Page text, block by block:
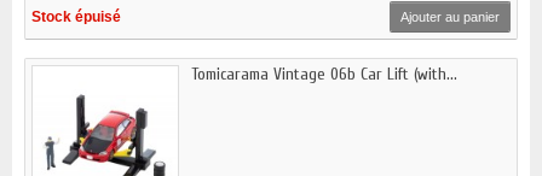
Stock épuisé Ajouter au panier
Tomicarama Vintage 06b Car Lift (with...